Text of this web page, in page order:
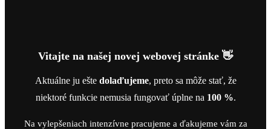
Vitajte na našej novej webovej stránke 👋
Aktuálne ju ešte dolaďujeme, preto sa môže stať, že
niektoré funkcie nemusia fungovať úplne na 100 %.
Na vylepšeniach intenzívne pracujeme a ďakujeme vám za